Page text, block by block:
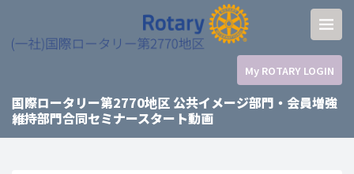
My ROTARY LOGIN
国際ロータリー第2770地区 公共イメージ部門・会員増強
維持部門合同セミナースタート動画